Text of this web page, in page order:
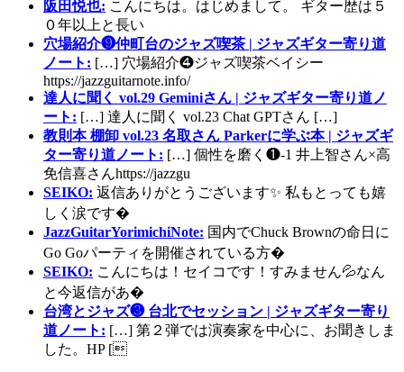
阪田悦也: こんにちは。はじめまして。 ギター歴は５
０年以上と長い
穴場紹介❾仲町台のジャズ喫茶 | ジャズギター寄り道
ノート: […] 穴場紹介❹ジャズ喫茶ベイシー
https://jazzguitarnote.info/
達人に聞く vol.29 Geminiさん | ジャズギター寄り道ノ
ート: […] 達人に聞く vol.23 Chat GPTさん […]
教則本 棚卸 vol.23 名取さん Parkerに学ぶ本 | ジャズギ
ター寄り道ノート: […] 個性を磨く❶-1 井上智さん×高
免信喜さんhttps://jazzgu
SEIKO: 返信ありがとうございます✨ 私もとっても嬉
しく涙です�
JazzGuitarYorimichiNote: 国内でChuck Brownの命日に
Go Goパーティを開催されている方�
SEIKO: こんにちは！セイコです！すみません💦なん
と今返信があ�
台湾とジャズ❸ 台北でセッション | ジャズギター寄り
道ノート: […] 第２弾では演奏家を中心に、お聞きしま
した。HP [